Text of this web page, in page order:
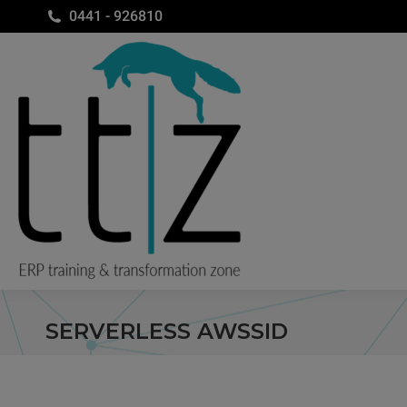
0441 - 926810
SERVERLESS AWSSID